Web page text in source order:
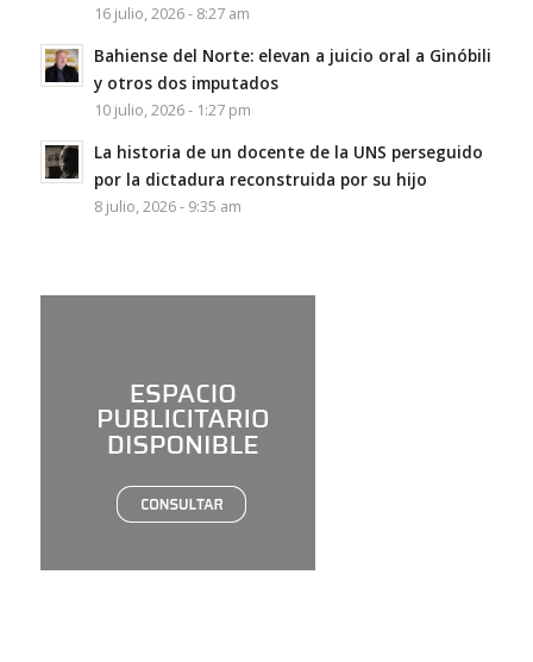
16 julio, 2026 - 8:27 am
Bahiense del Norte: elevan a juicio oral a Ginóbili
y otros dos imputados
10 julio, 2026 - 1:27 pm
La historia de un docente de la UNS perseguido
por la dictadura reconstruida por su hijo
8 julio, 2026 - 9:35 am